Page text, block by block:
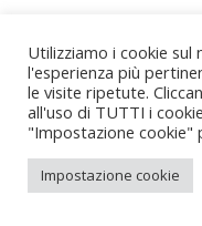
Utilizziamo i cookie
l'esperienza più
le visite ripetute.
all'uso di TUTTI i
"Impostazione cookie"
Impostazione cookie